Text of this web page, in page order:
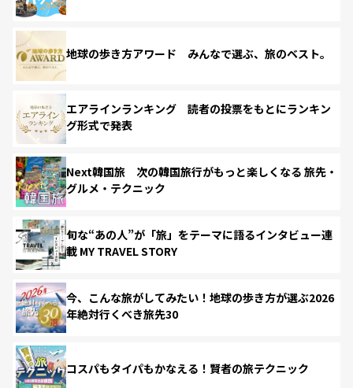
地球の歩き方アワード みんなで選ぶ、旅のベスト。
エアラインランキング 読者の投票をもとにランキン
グ形式で発表
Next韓国旅 次の韓国旅行がもっと楽しくなる 旅先・
グルメ・テクニック
旬な“あの人”が「旅」をテーマに語るインタビュー連
載 MY TRAVEL STORY
今、こんな旅がしてみたい！地球の歩き方が選ぶ2026
年絶対行くべき旅先30
コスパもタイパもかなえる！賢者の旅テクニック